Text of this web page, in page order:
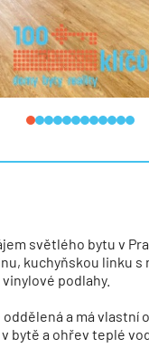
světlého bytu v
kuchyňskou linku
podlahy.
a má vlastní
bytě a ohřev teplé